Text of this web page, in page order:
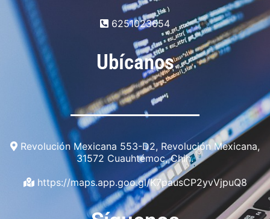
6251023654
Ubícanos
Revolución Mexicana 553-D2, Revolución Mexicana,
31572 Cuauhtémoc, Chih.
https://maps.app.goo.gl/K7pausCP2yvVjpuQ8